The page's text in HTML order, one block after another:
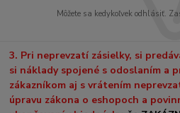
Môžete sa kedykoľvek odhlásiť.
3. Pri neprevzatí zásielky, si
si náklady spojené s odoslaním a
zákazníkom aj s vrátením
úpravu zákona o eshopoch a